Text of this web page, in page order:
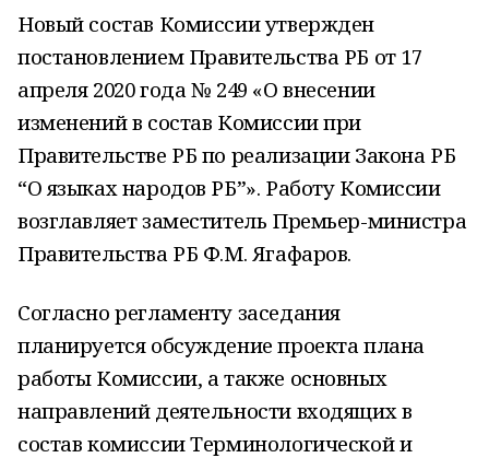
Новый состав Комиссии утвержден
постановлением Правительства РБ от 17
апреля 2020 года № 249 «О внесении
изменений в состав Комиссии при
Правительстве РБ по реализации Закона РБ
“О языках народов РБ”». Работу Комиссии
возглавляет заместитель Премьер-министра
Правительства РБ Ф.М. Ягафаров.
Согласно регламенту заседания
планируется обсуждение проекта плана
работы Комиссии, а также основных
направлений деятельности входящих в
состав комиссии Терминологической и